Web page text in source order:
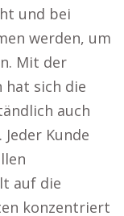
und bei
werden, um
Mit der
hat sich die
auch
Kunde
auf die
konzentriert